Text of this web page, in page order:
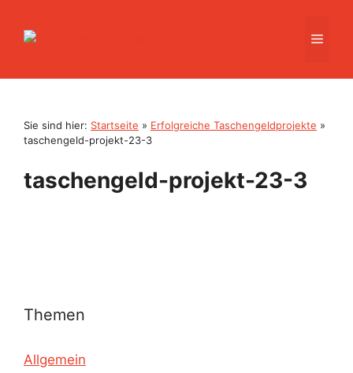
Inhalt
Sie sind hier: Startseite » Erfolgreiche Taschengeldprojekte »
taschengeld-projekt-23-3
taschengeld-projekt-23-3
Themen
Allgemein